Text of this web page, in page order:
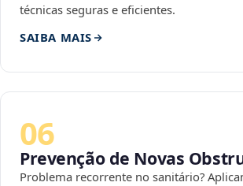
técnicas seguras e eficientes.
SAIBA MAIS
06
Prevenção de Novas
Problema recorrente no sanitário?